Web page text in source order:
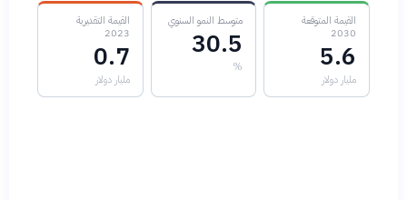
القيمة المتوقعة
2030
5.6
مليار دولار
متوسط النمو السنوي
30.5
%
القيمة التقديرية
2023
0.7
مليار دولار